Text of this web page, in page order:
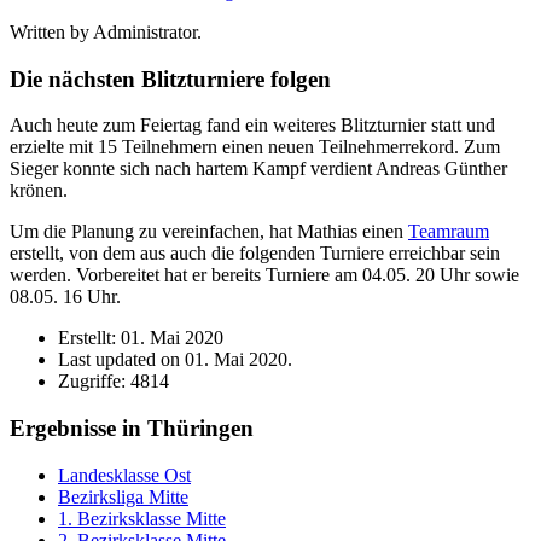
Written by Administrator.
Die nächsten Blitzturniere folgen
Auch heute zum Feiertag fand ein weiteres Blitzturnier statt und
erzielte mit 15 Teilnehmern einen neuen Teilnehmerrekord. Zum
Sieger konnte sich nach hartem Kampf verdient Andreas Günther
krönen.
Um die Planung zu vereinfachen, hat Mathias einen Teamraum
erstellt, von dem aus auch die folgenden Turniere erreichbar sein
werden. Vorbereitet hat er bereits Turniere am 04.05. 20 Uhr sowie
08.05. 16 Uhr.
Erstellt: 01. Mai 2020
Last updated on 01. Mai 2020.
Zugriffe: 4814
Ergebnisse in Thüringen
Landesklasse Ost
Bezirksliga Mitte
1. Bezirksklasse Mitte